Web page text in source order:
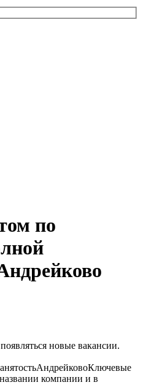
по
новые вакансии.
АндрейковоКлючевые
компании и в